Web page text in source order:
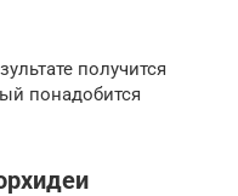
получится
понадобится